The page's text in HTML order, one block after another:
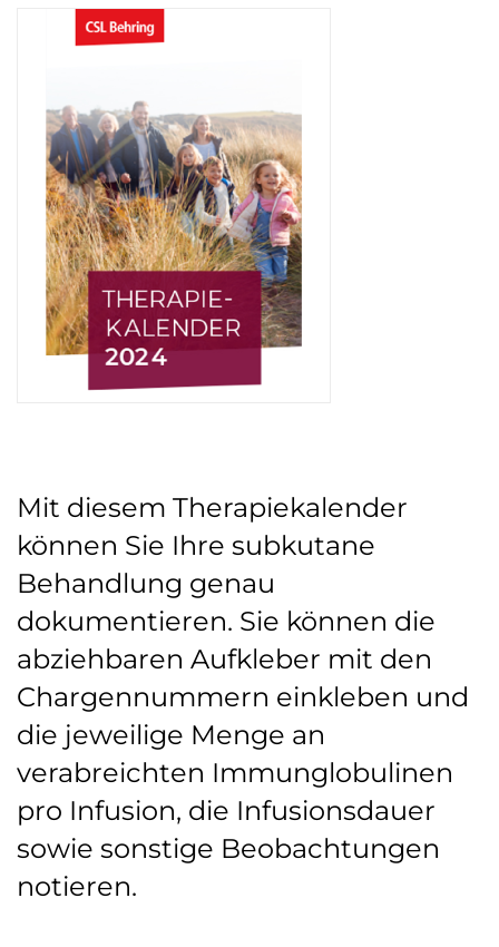
Mit diesem Therapiekalender
können Sie Ihre subkutane
Behandlung genau
dokumentieren. Sie können die
abziehbaren Aufkleber mit den
Chargennummern einkleben und
die jeweilige Menge an
verabreichten Immunglobulinen
pro Infusion, die Infusionsdauer
sowie sonstige Beobachtungen
notieren.